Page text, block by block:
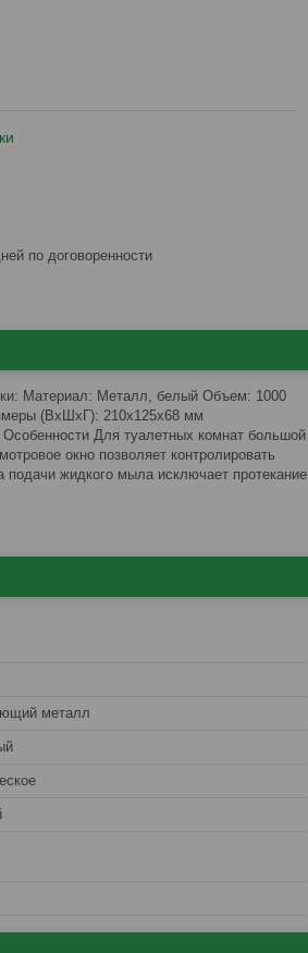
по договоренности
Материал: Металл, белый Объем: 1000
(ВхШхГ): 210х125х68 мм
Для туалетных комнат большой
окно позволяет контролировать
жидкого мыла исключает протекание
металл